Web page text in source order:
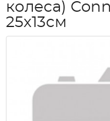
колеса)
25х13см